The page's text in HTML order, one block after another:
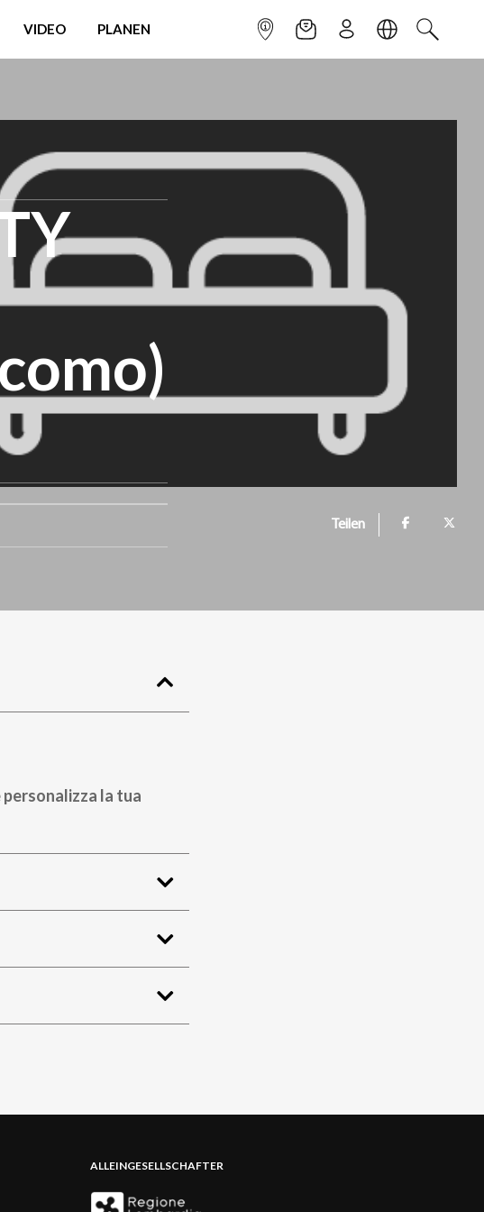
VIDEO PLANEN INFOPUNKTNEWSLETTER
ANMELDENSPRACHESUCHEN
Teilen
personalizza la tua
ALLEINGESELLSCHAFTER